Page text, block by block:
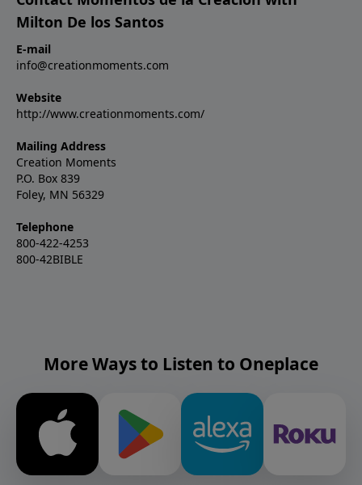
Milton De los Santos
E-mail
info@creationmoments.com
Website
http://www.creationmoments.com/
Mailing Address
Creation Moments
P.O. Box 839
Foley, MN 56329
Telephone
800-422-4253
800-42BIBLE
More Ways to Listen to Oneplace